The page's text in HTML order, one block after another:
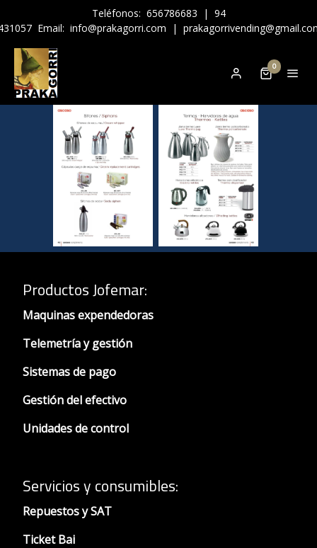
Teléfonos: 656786683 | 94
Email: info@prakagorri.com |
0
Productos Jofemar:
Maquinas expendedoras
Telemetría y gestión
Sistemas de pago
Gestión del efectivo
Unidades de control
Servicios y consumibles:
Repuestos y SAT
Ticket Bai